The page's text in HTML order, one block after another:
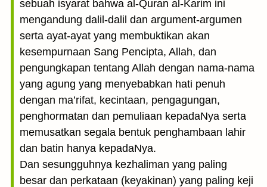
sebuah isyarat bahwa al-Quran al-Karim ini
mengandung dalil-dalil dan argument-argumen
serta ayat-ayat yang membuktikan akan
kesempurnaan Sang Pencipta, Allah, dan
pengungkapan tentang Allah dengan nama-nama
yang agung yang menyebabkan hati penuh
dengan ma’rifat, kecintaan, pengagungan,
penghormatan dan pemuliaan kepadaNya serta
memusatkan segala bentuk penghambaan lahir
dan batin hanya kepadaNya.
Dan sesungguhnya kezhaliman yang paling
besar dan perkataan (keyakinan) yang paling keji